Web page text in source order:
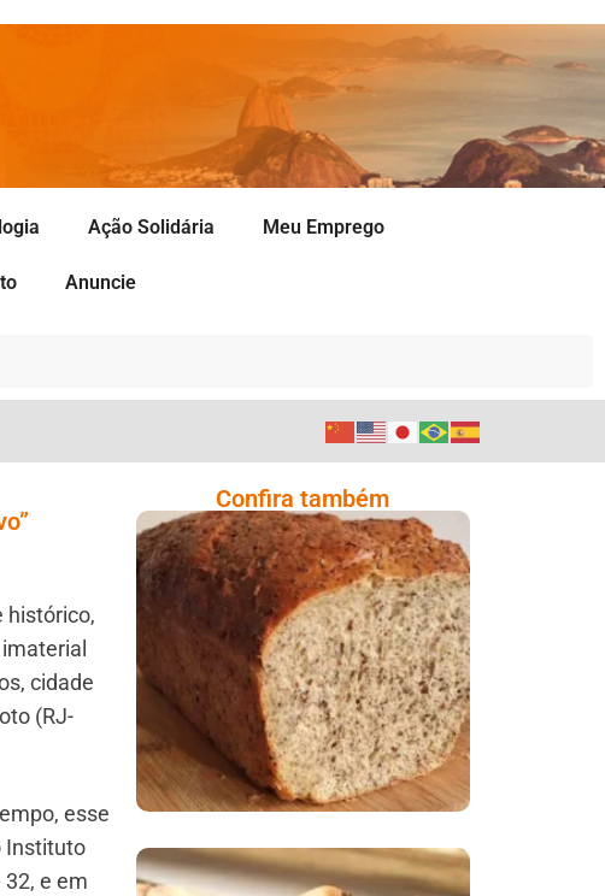
Ação Solidária Meu Emprego
Anuncie
histórico,
cidade
(RJ-
esse
Instituto
e em
Confira também
Comer Bem: Pão Low
Carb